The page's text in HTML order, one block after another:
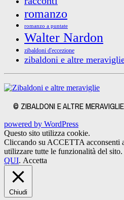
romanzo
romanzo a puntate
Walter Nardon
zibaldoni d'eccezione
zibaldoni e altre
© ZIBALDONI E ALTRE
powered by WordPress
Questo sito utilizza cookie.
Cliccando su ACCETTA acconsenti
utilizzare tutte le funzionalità del
QUI. Accetta
Chiudi